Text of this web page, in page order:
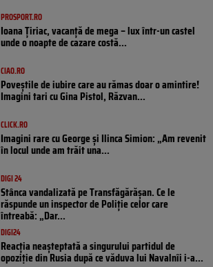
PROSPORT.RO
Ioana Țiriac, vacanță de mega – lux într-un castel
unde o noapte de cazare costă...
CIAO.RO
Poveştile de iubire care au rămas doar o amintire!
Imagini tari cu Gina Pistol, Răzvan...
CLICK.RO
Imagini rare cu George și Ilinca Simion: „Am revenit
în locul unde am trăit una...
DIGI 24
Stânca vandalizată pe Transfăgărășan. Ce le
răspunde un inspector de Poliție celor care
întreabă: „Dar...
DIGI24
Reacția neașteptată a singurului partidul de
opoziţie din Rusia după ce văduva lui Navalnîi i-a...